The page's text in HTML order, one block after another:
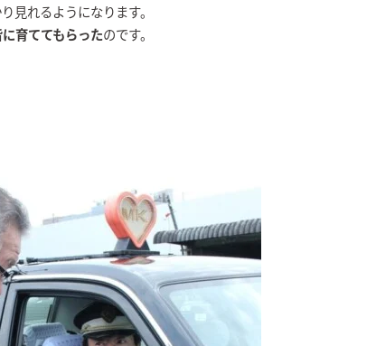
見れるようになります。
育ててもらったのです。